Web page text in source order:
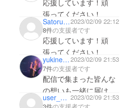
応援しています！頑
張ってください！
Satoru Itou2023/02/09 22:12
8件の支援者です
応援しています！頑
張ってください！
yukine222023/02/09 21:53
7件の支援者です
配信で集まった皆んな
の想いも一緒に届けま
user_4da1c63f4de4 2023/02/09 21:53